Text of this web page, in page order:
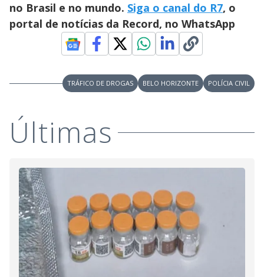
no Brasil e no mundo. Siga o canal do R7, o
portal de notícias da Record, no WhatsApp
TRÁFICO DE DROGAS BELO HORIZONTE POLÍCIA CIVIL
Últimas